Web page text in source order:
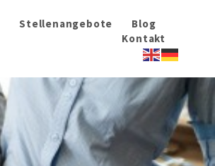
Stellenangebote
Blog
Kontakt